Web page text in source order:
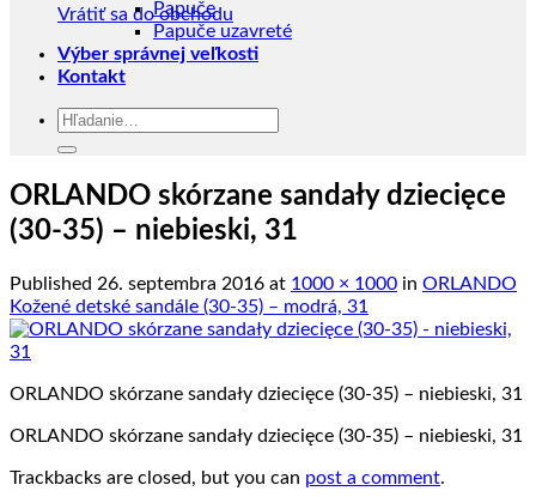
Vrátiť sa do obchodu
Papuče
Papuče uzavreté
Výber správnej veľkosti
Kontakt
Hľadať:
ORLANDO skórzane sandały dziecięce
(30-35) – niebieski, 31
Published 26. septembra 2016 at 1000 × 1000 in ORLANDO
Kožené detské sandále (30-35) – modrá, 31
ORLANDO skórzane sandały dziecięce (30-35) – niebieski, 31
ORLANDO skórzane sandały dziecięce (30-35) – niebieski, 31
Trackbacks are closed, but you can post a comment.